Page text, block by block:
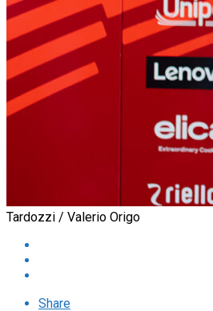
Tardozzi / Valerio Origo
Share